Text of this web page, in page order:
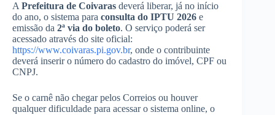
A Prefeitura de Coivaras deverá liberar, já no início
do ano, o sistema para consulta do IPTU 2026 e
emissão da 2ª via do boleto. O serviço poderá ser
acessado através do site oficial:
https://www.coivaras.pi.gov.br, onde o contribuinte
deverá inserir o número do cadastro do imóvel, CPF ou
CNPJ.
Se o carnê não chegar pelos Correios ou houver
qualquer dificuldade para acessar o sistema online, o